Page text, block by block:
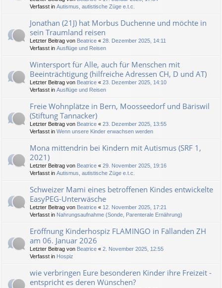
Verfasst in Autismus, autistische Züge e.t.c.
Jonathan (21J) hat Morbus Duchenne und möchte in
sein Traumland reisen
Letzter Beitrag von Beatrice « 28. Dezember 2025, 14:11
Verfasst in Ausflüge und Reisen
Wintersport für Alle, auch für Menschen mit
Beeinträchtigung (hilfreiche Adressen CH, D und AT)
Letzter Beitrag von Beatrice « 23. Dezember 2025, 14:10
Verfasst in Ausflüge und Reisen
Freie Wohnplätze in Bern, Moosseedorf und Bäriswil
(Stiftung Tannacker)
Letzter Beitrag von Beatrice « 23. Dezember 2025, 13:55
Verfasst in Wenn unsere Kinder erwachsen werden
Mona mittendrin bei Kindern mit Autismus (SRF 1,
2021)
Letzter Beitrag von Beatrice « 29. November 2025, 19:16
Verfasst in Autismus, autistische Züge e.t.c.
Schweizer Mami eines betroffenen Kindes entwickelte
EasyPEG-Unterwäsche
Letzter Beitrag von Beatrice « 12. November 2025, 17:21
Verfasst in Nahrungsaufnahme (Sonde, Parenterale Ernährung)
Eröffnung Kinderhospiz FLAMINGO in Fällanden ZH
am 06. Januar 2026
Letzter Beitrag von Beatrice « 2. November 2025, 12:55
Verfasst in Hospiz
wie verbringen Eure besonderen Kinder ihre Freizeit -
entspricht es deren Wünschen?